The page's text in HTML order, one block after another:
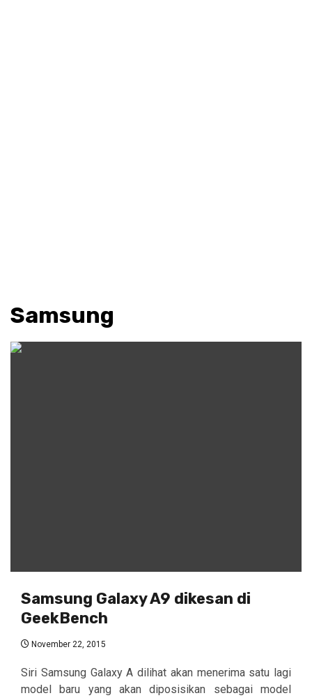
Samsung
Samsung Galaxy A9 dikesan di
GeekBench
November 22, 2015
Siri Samsung Galaxy A dilihat akan menerima satu lagi
model baru yang akan diposisikan sebagai model